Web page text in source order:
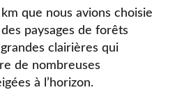
que nous avions choisie
paysages de forêts
clairières qui
de nombreuses
à l’horizon.